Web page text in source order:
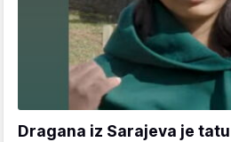
Dragana iz Sarajeva je